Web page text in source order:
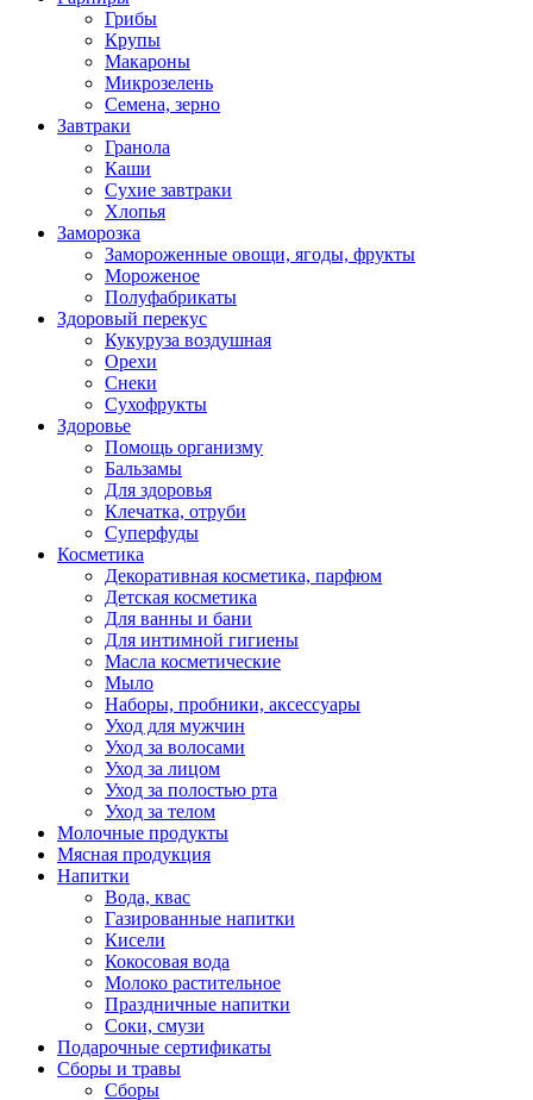
Грибы
Крупы
Макароны
Микрозелень
Семена, зерно
Завтраки
Гранола
Каши
Сухие завтраки
Хлопья
Заморозка
Замороженные овощи, ягоды, фрукты
Мороженое
Полуфабрикаты
Здоровый перекус
Кукуруза воздушная
Орехи
Снеки
Сухофрукты
Здоровье
Помощь организму
Бальзамы
Для здоровья
Клечатка, отруби
Суперфуды
Косметика
Декоративная косметика, парфюм
Детская косметика
Для ванны и бани
Для интимной гигиены
Масла косметические
Мыло
Наборы, пробники, аксессуары
Уход для мужчин
Уход за волосами
Уход за лицом
Уход за полостью рта
Уход за телом
Молочные продукты
Мясная продукция
Напитки
Вода, квас
Газированные напитки
Кисели
Кокосовая вода
Молоко растительное
Праздничные напитки
Соки, смузи
Подарочные сертификаты
Сборы и травы
Сборы